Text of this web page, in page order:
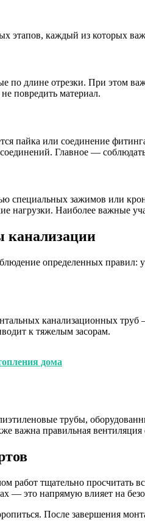
этапов, каждый из которых
по длине отрезки. При этом
повредить материал.
пайка или соединение
Главное —
специальных зажимов или
нагрузки. Наиболее важные
канализации
определенных
канализационных
к тяжелым засорам.
дома
трубы,
важна правильная
тщательно просчитать
— это напрямую влияет на
После завершения